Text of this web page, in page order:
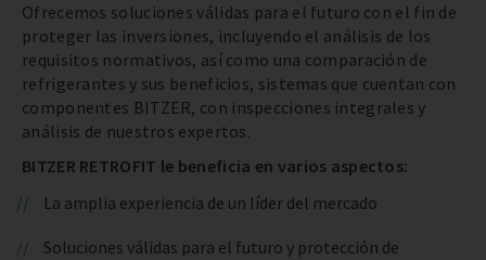
Ofrecemos soluciones válidas para el futuro con el fin de
proteger las inversiones, incluyendo el análisis de los
requisitos normativos, así como una comparación de
refrigerantes y sus beneficios, sistemas que cuentan con
componentes BITZER, con inspecciones integrales y
análisis de nuestros expertos.
BITZER RETROFIT le beneficia en varios aspectos:
La amplia experiencia de un líder del mercado
Soluciones válidas para el futuro y protección de